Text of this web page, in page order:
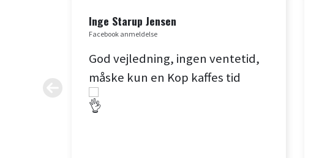
Inge Starup Jensen
Facebook anmeldelse
God vejledning, ingen ventetid,
måske kun en Kop kaffes tid